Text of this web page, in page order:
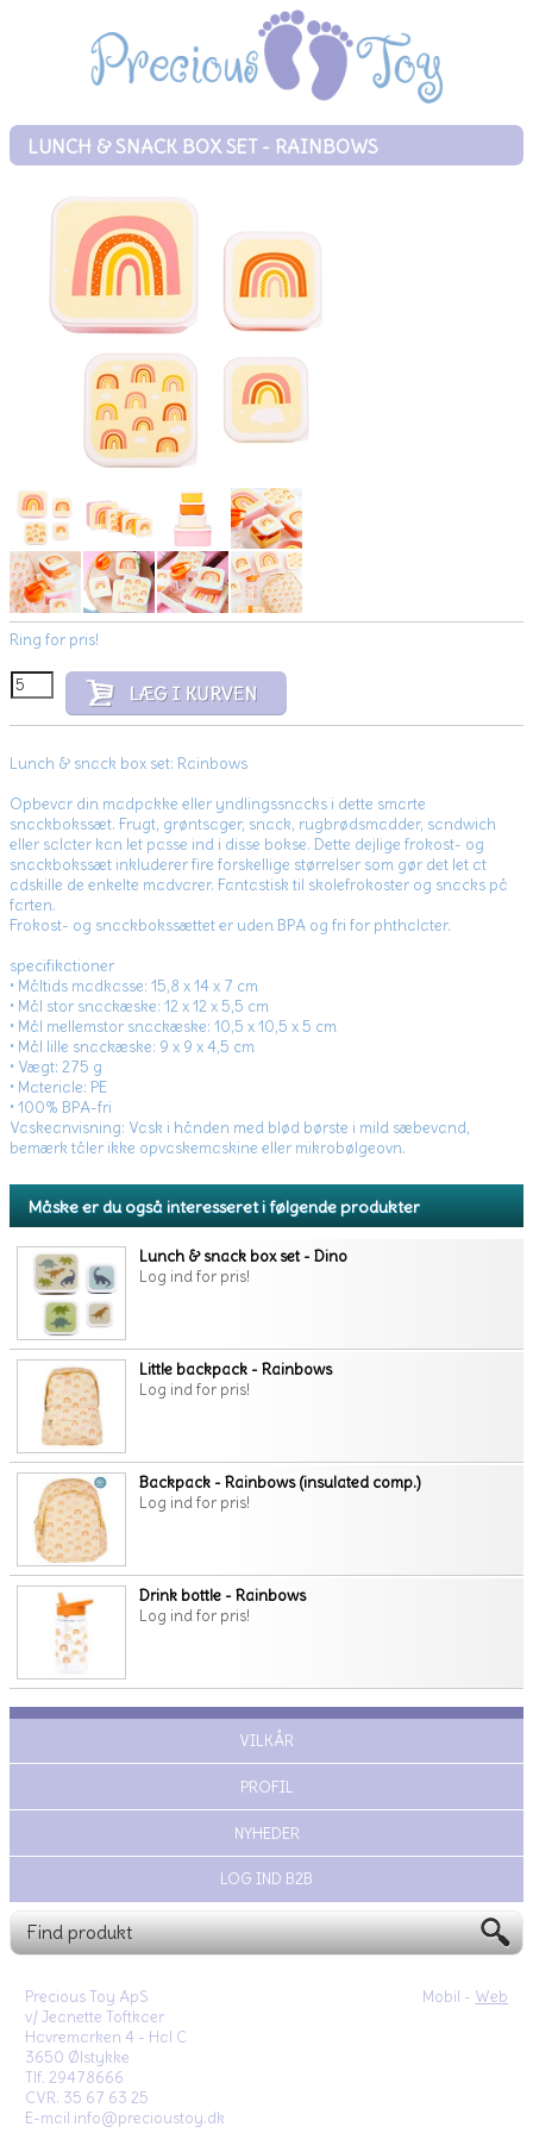
LUNCH & SNACK BOX SET - RAINBOWS
Ring for pris!
Lunch & snack box set: Rainbows
Opbevar din madpakke eller yndlingssnacks i dette smarte
snackbokssæt. Frugt, grøntsager, snack, rugbrødsmadder, sandwich
eller salater kan let passe ind i disse bokse. Dette dejlige frokost- og
snackbokssæt inkluderer fire forskellige størrelser som gør det let at
adskille de enkelte madvarer. Fantastisk til skolefrokoster og snacks på
farten.
Frokost- og snackbokssættet er uden BPA og fri for phthalater.
specifikationer
• Måltids madkasse: 15,8 x 14 x 7 cm
• Mål stor snackæske: 12 x 12 x 5,5 cm
• Mål mellemstor snackæske: 10,5 x 10,5 x 5 cm
• Mål lille snackæske: 9 x 9 x 4,5 cm
• Vægt: 275 g
• Materiale: PE
• 100% BPA-fri
Vaskeanvisning: Vask i hånden med blød børste i mild sæbevand,
bemærk tåler ikke opvaskemaskine eller mikrobølgeovn.
Måske er du også interesseret i følgende produkter
Lunch & snack box set - Dino
Log ind for pris!
Little backpack - Rainbows
Log ind for pris!
Backpack - Rainbows (insulated comp.)
Log ind for pris!
Drink bottle - Rainbows
Log ind for pris!
VILKÅR
PROFIL
NYHEDER
LOG IND B2B
Mobil - Web
Precious Toy ApS
v/ Jeanette Toftkaer
Havremarken 4 - Hal C
3650 Ølstykke
Tlf. 29478666
CVR. 35 67 63 25
E-mail info@precioustoy.dk